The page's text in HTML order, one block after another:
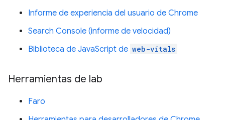
Informe de experiencia del usuario de Chrome
Search Console (informe de velocidad)
Biblioteca de JavaScript de web-vitals
Herramientas de lab
Faro